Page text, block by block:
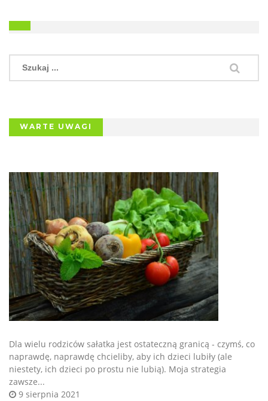
WARTE UWAGI
9 sierpnia 2021
Dla wielu rodziców sałatka jest ostateczną granicą - czymś, co
naprawdę, naprawdę chcieliby, aby ich dzieci lubiły (ale
niestety, ich dzieci po prostu nie lubią). Moja strategia
zawsze...